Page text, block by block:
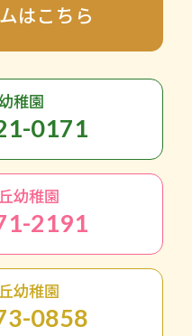
はこちら
稚園
0171
幼稚園
2191
幼稚園
0858